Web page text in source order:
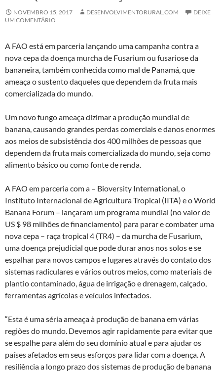
NOVEMBRO 15, 2017 DESENVOLVIMENTORURAL.COM
DEIXE
UM COMENTÁRIO
A FAO está em parceria lançando uma campanha contra a
nova cepa da doença murcha de Fusarium ou fusariose da
bananeira, também conhecida como mal de Panamá, que
ameaça o sustento daqueles que dependem da fruta mais
comercializada do mundo.
Um novo fungo ameaça dizimar a produção mundial de
banana, causando grandes perdas comerciais e danos enormes
aos meios de subsistência dos 400 milhões de pessoas que
dependem da fruta mais comercializada do mundo, seja como
alimento básico ou como fonte de renda.
A FAO em parceria com a – Bioversity International, o
Instituto Internacional de Agricultura Tropical (IITA) e o World
Banana Forum – lançaram um programa mundial (no valor de
US $ 98 milhões de financiamento) para parar e combater uma
nova cepa – raça tropical 4 (TR4) – da murcha de Fusarium,
uma doença prejudicial que pode durar anos nos solos e se
espalhar para novos campos e lugares através do contato dos
sistemas radiculares e vários outros meios, como materiais de
plantio contaminado, água de irrigação e drenagem, calçado,
ferramentas agrícolas e veículos infectados.
“Esta é uma séria ameaça à produção de banana em várias
regiões do mundo. Devemos agir rapidamente para evitar que
se espalhe para além do seu domínio atual e para ajudar os
países afetados em seus esforços para lidar com a doença. A
resiliência a longo prazo dos sistemas de produção de banana